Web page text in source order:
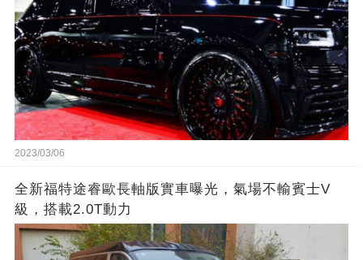
2023/03/06
全新福特途睿歐長軸版實車曝光，氣場不輸賓士V
級，搭載2.0T動力